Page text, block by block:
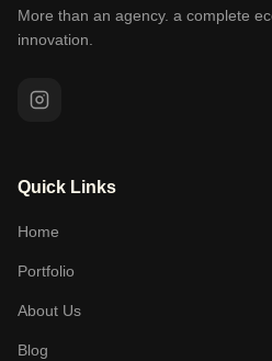
More than an agency. a complete
innovation.
Quick Links
Home
Portfolio
About Us
Blog